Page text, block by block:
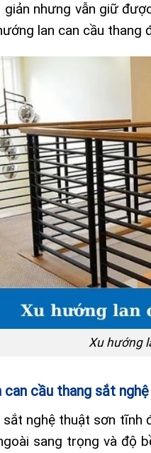
giản nhưng vẫn giữ
lan can cầu thang
Xu hướng
can cầu thang sắt
sắt nghệ thuật sơn tĩnh
sang trọng và độ